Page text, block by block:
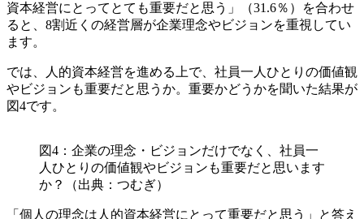
資本経営にとってとても重要だと思う」（31.6％）を合わせ
ると、8割近くの経営層が企業理念やビジョンを重視してい
ます。
では、人的資本経営を進める上で、社員一人ひとりの価値観
やビジョンも重要だと思うか。重要かどうかを聞いた結果が
図4です。
図4：企業の理念・ビジョンだけでなく、社員一
人ひとりの価値観やビジョンも重要だと思います
か？（出典：つむぎ）
「個人の理念は人的資本経営にとって重要だと思う」と答え